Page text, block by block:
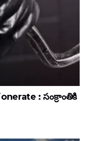
: సంక్రాంతికి